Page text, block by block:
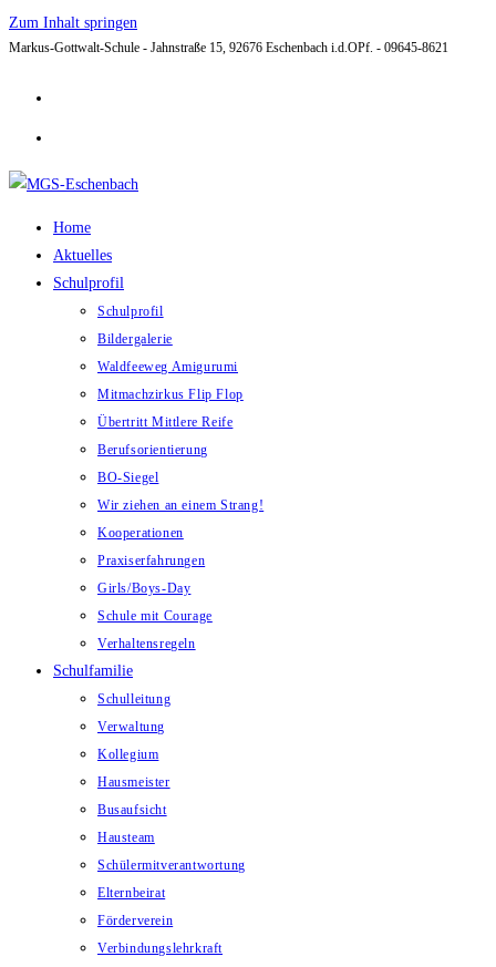
Zum Inhalt springen
Markus-Gottwalt-Schule - Jahnstraße 15, 92676 Eschenbach i.d.OPf. - 09645-8621
Home
Aktuelles
Schulprofil
Schulprofil
Bildergalerie
Waldfeeweg Amigurumi
Mitmachzirkus Flip Flop
Übertritt Mittlere Reife
Berufsorientierung
BO-Siegel
Wir ziehen an einem Strang!
Kooperationen
Praxiserfahrungen
Girls/Boys-Day
Schule mit Courage
Verhaltensregeln
Schulfamilie
Schulleitung
Verwaltung
Kollegium
Hausmeister
Busaufsicht
Hausteam
Schülermitverantwortung
Elternbeirat
Förderverein
Verbindungslehrkraft